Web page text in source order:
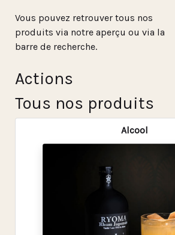
Vous pouvez retrouver tous nos
produits via notre aperçu ou via la
barre de recherche.
Actions
Tous nos produits
Alcool